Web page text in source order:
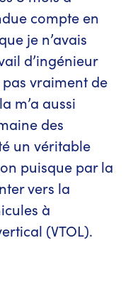
compte en
je n’avais
d’ingénieur
vraiment de
m’a aussi
des
un véritable
puisque par la
vers la
à
(VTOL).